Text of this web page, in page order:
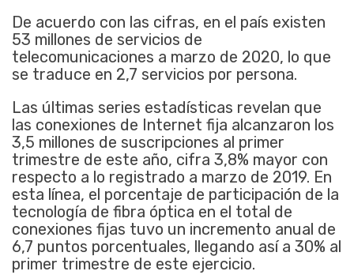
De acuerdo con las cifras, en el país existen
53 millones de servicios de
telecomunicaciones a marzo de 2020, lo que
se traduce en 2,7 servicios por persona.
Las últimas series estadísticas revelan que
las conexiones de Internet fija alcanzaron los
3,5 millones de suscripciones al primer
trimestre de este año, cifra 3,8% mayor con
respecto a lo registrado a marzo de 2019. En
esta línea, el porcentaje de participación de la
tecnología de fibra óptica en el total de
conexiones fijas tuvo un incremento anual de
6,7 puntos porcentuales, llegando así a 30% al
primer trimestre de este ejercicio.